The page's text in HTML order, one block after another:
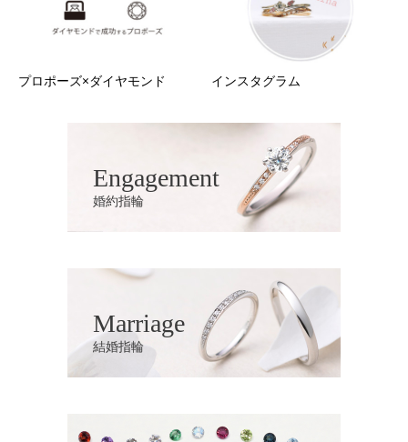
プロポーズ×ダイヤモンド インスタグラム
Engagement
婚約指輪
Marriage
結婚指輪